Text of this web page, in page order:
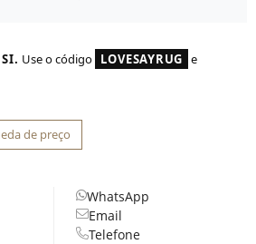
Use o código LOVESAYRUG e
de preço
WhatsApp
Email
Telefone